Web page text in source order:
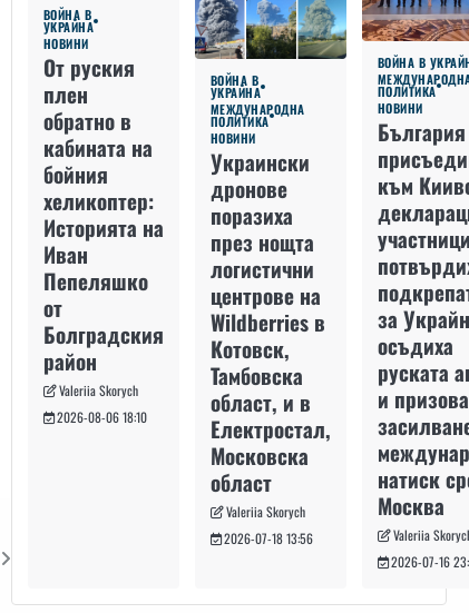
ВОЙНА В
УКРАЙНА
НОВИНИ
От руския
плен
обратно в
кабината на
бойния
хеликоптер:
Историята на
Иван
Пепеляшко
от
Болградския
район
Valeriia Skorych
2026-08-06 18:10
ВОЙНА В
УКРАЙНА
МЕЖДУНАРОДНА
ПОЛИТИКА
НОВИНИ
Украински
дронове
поразиха
през нощта
логистични
центрове на
Wildberries в
Котовск,
Тамбовска
област, и в
Електростал,
Московска
област
Valeriia Skorych
2026-07-18 13:56
ВОЙНА В
ПОЛИТИКА
НОВИНИ
към
за
осъдиха
руската
и
натиск
Москва
Valeriia
2026-07-16